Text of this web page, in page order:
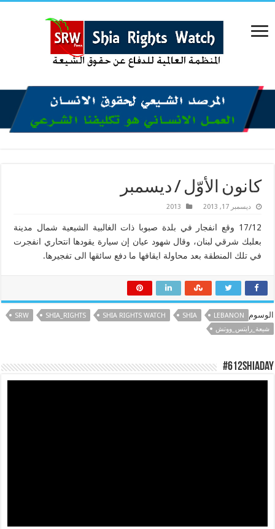
كانون الأوّل / ديسمبر
ديسمبر 17, 2013 2013
17/12 وقع انفجار في بلدة صبوبا ذات الغالبية الشيعية شمال مدينة
بعلبك شرقي لبنان، وقال شهود عيان إن سيارة يقودها انتحاري انفجرت
في تلك المنطقة بعد محاولة ايقافها ما دفع سائقها الى تفجيرها.
الوسوم LEBANON
SHIA
SHIA RIGHTS WATCH
SHIA_RIGHTS
SRW
شيعة_رايتس_ووتش
#612ShiaDay